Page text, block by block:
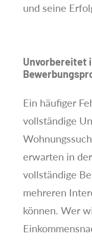
und seine
Unvorbereitet
Ein häufiger
vollständige
erwarten in
vollständige
mehreren
können. Wer